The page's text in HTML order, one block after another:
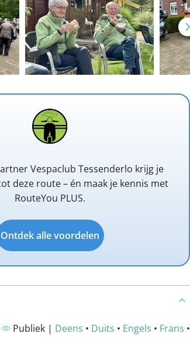
Vespaclub Tessenderlo krijg je
deze route – én maak je kennis met
RouteYou PLUS.
Ontdek alle voordelen
Publiek | Deens • Duits • Engels • Frans •